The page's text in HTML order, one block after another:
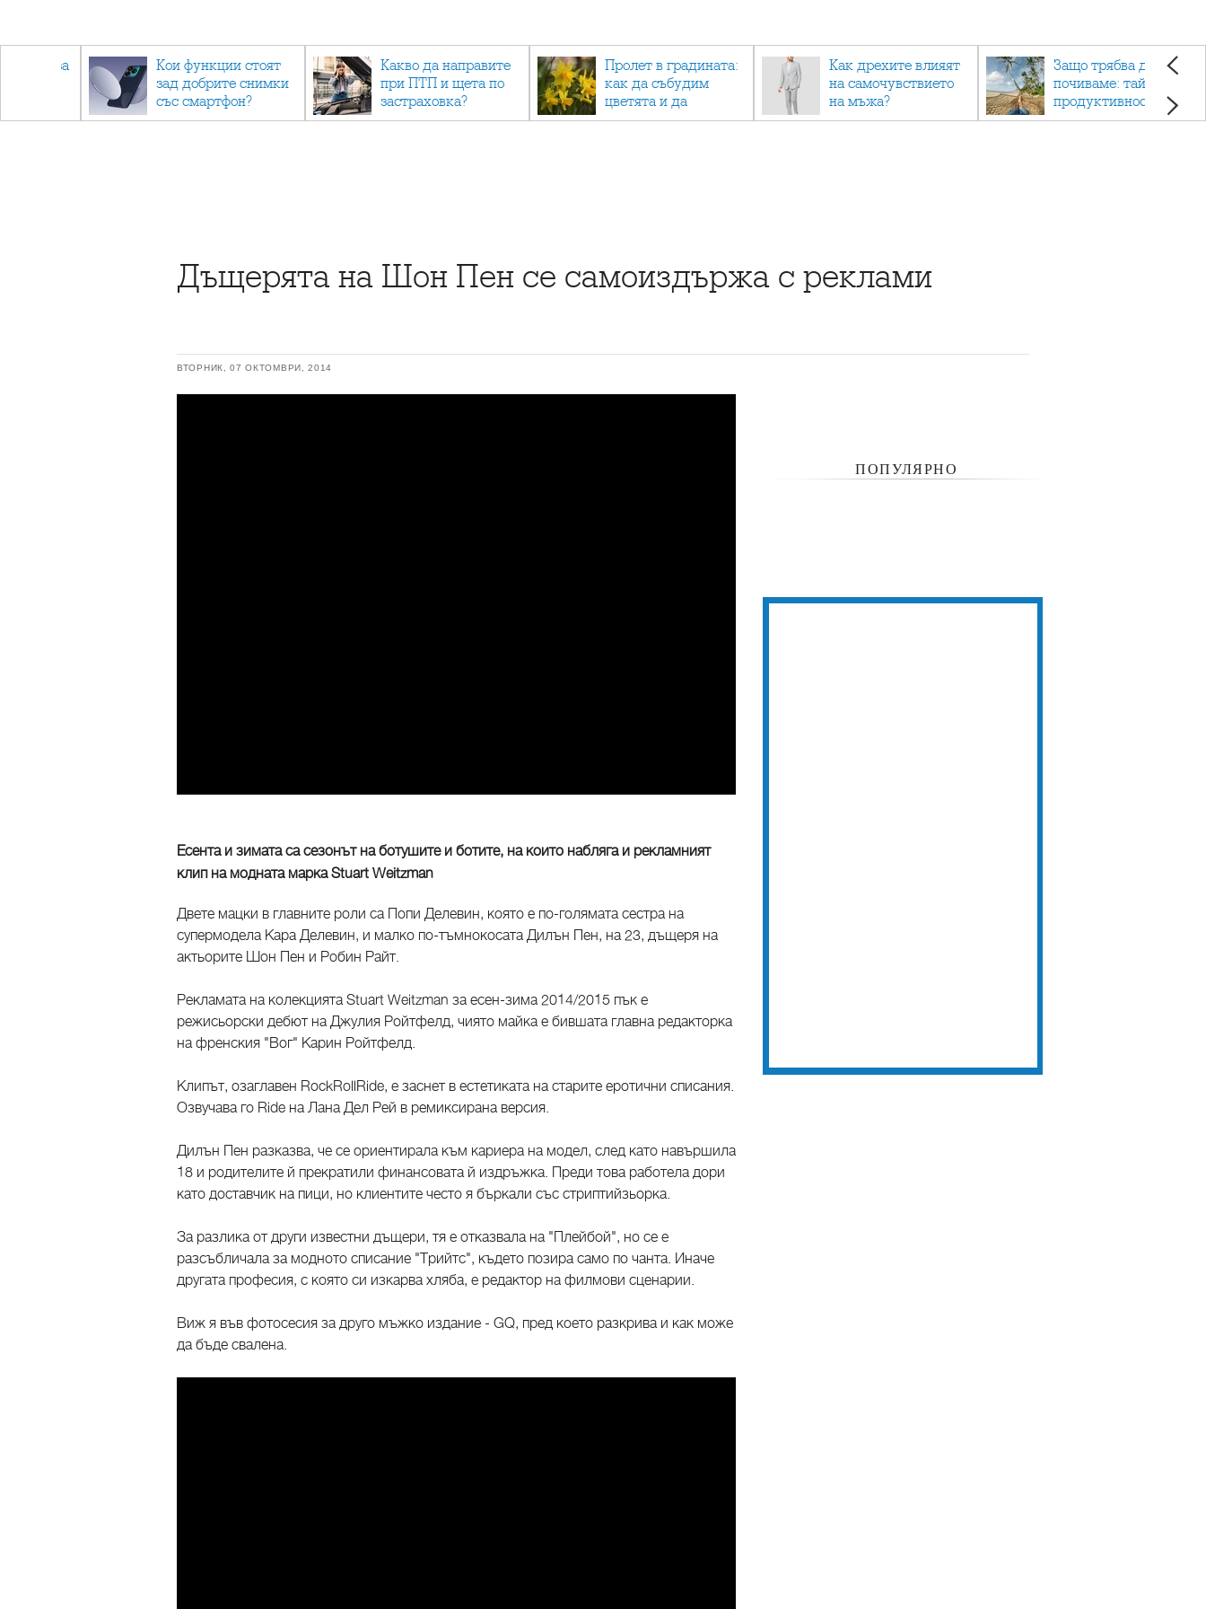
съвети за
Кои функции стоят
зад добрите снимки
със смартфон?
Какво да направите
при ПТП и щета по
застраховка?
Пролет в градината:
как да събудим
цветята и да
създадем зелен
Как дрехите влияят
на самочувствието
на мъжа?
Защо трябва да си
почиваме: тайната на
продуктивността,
здравето и добрия
Дъщерята на Шон Пен се самоиздържа с реклами
ВТОРНИК, 07 ОКТОМВРИ, 2014
Есента и зимата са сезонът на ботушите и ботите, на които набляга и рекламният
клип на модната марка Stuart Weitzman
Двете мацки в главните роли са Попи Делевин, която е по-голямата сестра на
супермодела Кара Делевин, и малко по-тъмнокосата Дилън Пен, на 23, дъщеря на
актьорите Шон Пен и Робин Райт.
Рекламата на колекцията Stuart Weitzman за есен-зима 2014/2015 пък е
режисьорски дебют на Джулия Ройтфелд, чиято майка е бившата главна редакторка
на френския "Вог" Карин Ройтфелд.
Клипът, озаглавен RockRollRide, е заснет в естетиката на старите еротични списания.
Озвучава го Ride на Лана Дел Рей в ремиксирана версия.
Дилън Пен разказва, че се ориентирала към кариера на модел, след като навършила
18 и родителите й прекратили финансовата й издръжка. Преди това работела дори
като доставчик на пици, но клиентите често я бъркали със стриптийзьорка.
За разлика от други известни дъщери, тя е отказвала на "Плейбой", но се е
разсъбличала за модното списание "Трийтс", където позира само по чанта. Иначе
другата професия, с която си изкарва хляба, е редактор на филмови сценарии.
Виж я във фотосесия за друго мъжко издание - GQ, пред което разкрива и как може
да бъде свалена.
ПОПУЛЯРНО